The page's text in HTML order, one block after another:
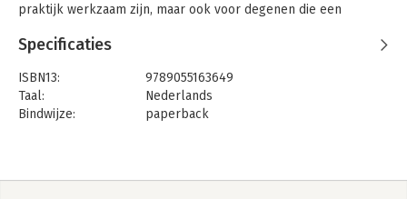
praktijk werkzaam zijn, maar ook voor degenen die een
Specificaties
ISBN13:
9789055163649
Taal:
Nederlands
Bindwijze:
paperback